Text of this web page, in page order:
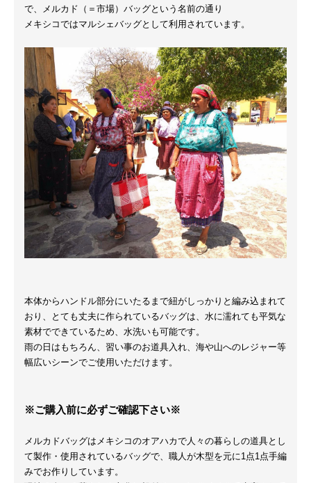
で、メルカド（＝市場）バッグという名前の通り
メキシコではマルシェバッグとして利用されています。
本体からハンドル部分にいたるまで紐がしっかりと編み込まれて
おり、とても丈夫に作られているバッグは、水に濡れても平気な
素材でできているため、水洗いも可能です。
雨の日はもちろん、習い事のお道具入れ、海や山へのレジャー等
幅広いシーンでご使用いただけます。
※ご購入前に必ずご確認下さい※
メルカドバッグはメキシコのオアハカで人々の暮らしの道具とし
て製作・使用されているバッグで、職人が木型を元に1点1点手編
みでお作りしています。